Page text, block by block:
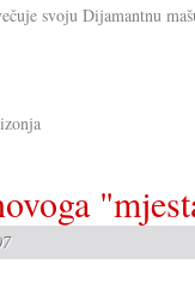
svoju Dijamantnu